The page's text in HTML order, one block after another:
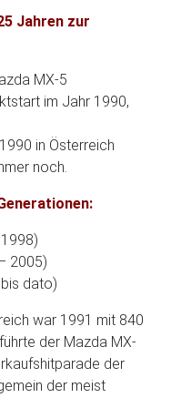
Jahren zur
MX-5
im Jahr 1990,
in Österreich
noch.
2005)
dato)
war 1991 mit 840
der Mazda MX-
der
der meist